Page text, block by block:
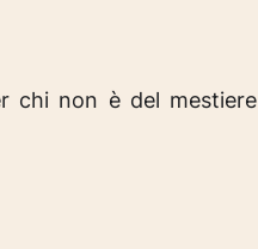
chi non è del mestiere